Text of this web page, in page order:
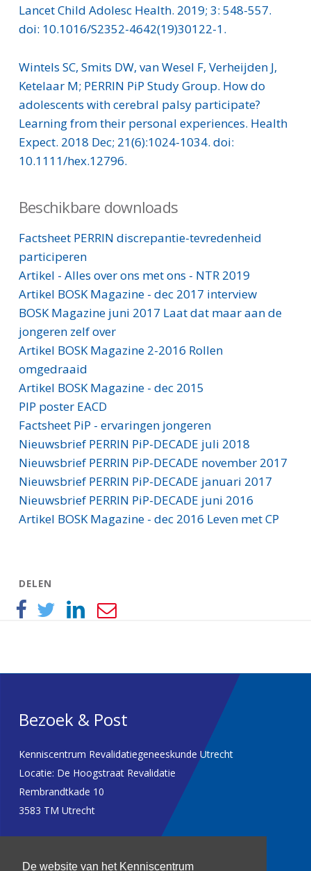
De website van het Kenniscentrum
Lancet Child Adolesc Health. 2019; 3: 548-557.
doi: 10.1016/S2352-4642(19)30122-1.
Wintels SC, Smits DW, van Wesel F, Verheijden J,
Ketelaar M; PERRIN PiP Study Group. How do
adolescents with cerebral palsy participate?
Learning from their personal experiences. Health
Expect. 2018 Dec; 21(6):1024-1034. doi:
10.1111/hex.12796.
Beschikbare downloads
Factsheet PERRIN discrepantie-tevredenheid
participeren
Artikel - Alles over ons met ons - NTR 2019
Artikel BOSK Magazine - dec 2017 interview
BOSK Magazine juni 2017 Laat dat maar aan de
jongeren zelf over
Artikel BOSK Magazine 2-2016 Rollen
omgedraaid
Artikel BOSK Magazine - dec 2015
PIP poster EACD
Factsheet PiP - ervaringen jongeren
Nieuwsbrief PERRIN PiP-DECADE juli 2018
Nieuwsbrief PERRIN PiP-DECADE november 2017
Nieuwsbrief PERRIN PiP-DECADE januari 2017
Nieuwsbrief PERRIN PiP-DECADE juni 2016
Artikel BOSK Magazine - dec 2016 Leven met CP
DELEN
Bezoek & Post
Kenniscentrum Revalidatiegeneeskunde Utrecht
Locatie: De Hoogstraat Revalidatie
Rembrandtkade 10
3583 TM Utrecht